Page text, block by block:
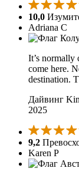
10,0
Adriana C
It’s normally
come here.
destination.
Дайвинг
2025
9,2
Karen P